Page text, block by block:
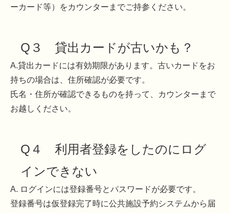
ーカード等）をカウンターまでご持参ください。
Q３ 貸出カードが古いかも？
A.貸出カードには有効期限があります。古いカードをお
持ちの場合は、住所確認が必要です。
氏名・住所が確認できるものを持って、カウンターまで
お越しください。
Q４ 利用者登録をしたのにログ
インできない
A. ログインには登録番号とパスワードが必要です。
登録番号は仮登録完了時に公共施設予約システムから届